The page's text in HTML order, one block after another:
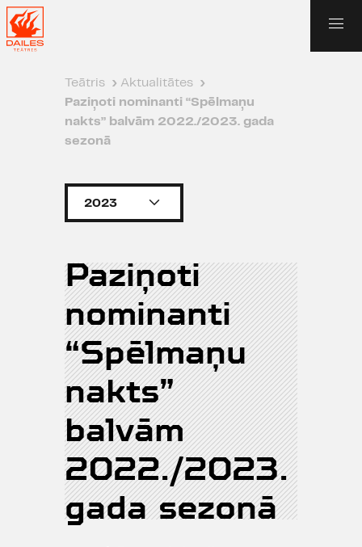
Teātris › Aktualitātes ›
Paziņoti nominanti “Spēlmaņu
nakts” balvām 2022./2023. gada
sezonā
2023
Paziņoti
nominanti
“Spēlmaņu
nakts”
balvām
2022./2023.
gada sezonā